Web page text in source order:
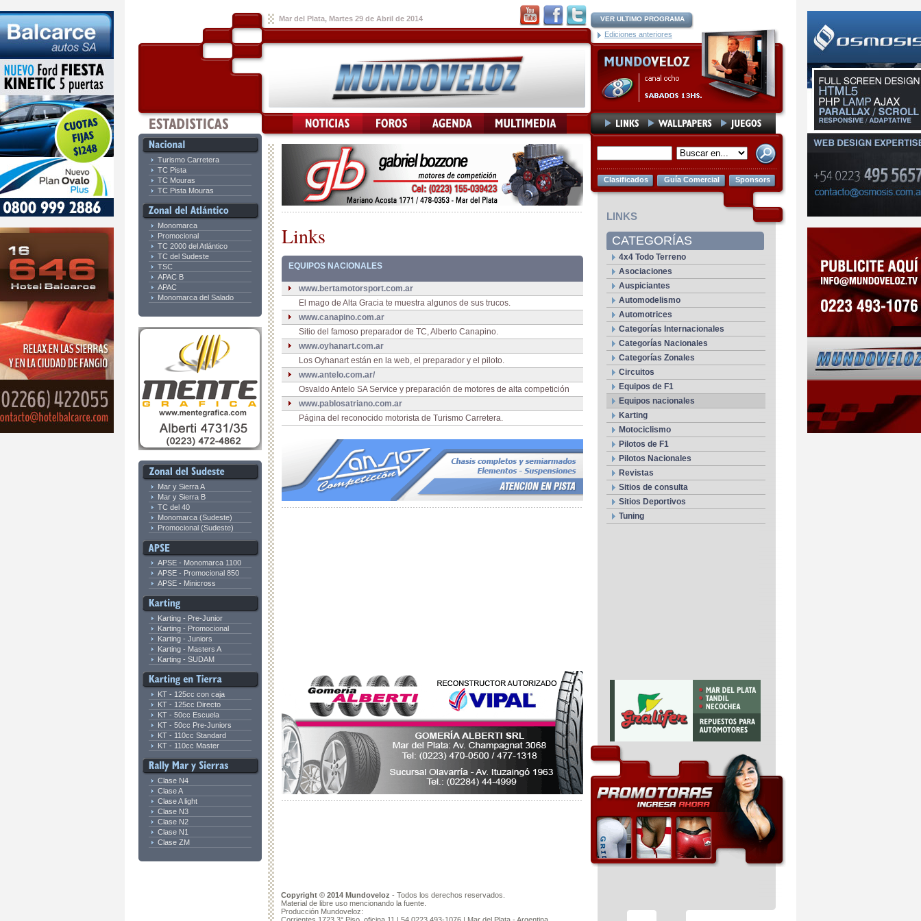
Mar del Plata, Martes 29 de Abril de 2014 VER ULTIMO PROGRAMA
Ediciones anteriores
Links
EQUIPOS NACIONALES
www.bertamotorsport.com.ar
El mago de Alta Gracia te muestra algunos de sus trucos.
www.canapino.com.ar
Sitio del famoso preparador de TC, Alberto Canapino.
www.oyhanart.com.ar
Los Oyhanart están en la web, el preparador y el piloto.
www.antelo.com.ar/
Osvaldo Antelo SA Service y preparación de motores de alta competición
www.pablosatriano.com.ar
Página del reconocido motorista de Turismo Carretera.
Turismo Carretera
TC Pista
TC Mouras
TC Pista Mouras
Monomarca
Promocional
TC 2000 del Atlántico
TC del Sudeste
TSC
APAC B
APAC
Monomarca del Salado
Mar y Sierra A
Mar y Sierra B
TC del 40
Monomarca (Sudeste)
Promocional (Sudeste)
APSE - Monomarca 1100
APSE - Promocional 850
APSE - Minicross
Karting - Pre-Junior
Karting - Promocional
Karting - Juniors
Karting - Masters A
Karting - SUDAM
KT - 125cc con caja
KT - 125cc Directo
KT - 50cc Escuela
KT - 50cc Pre-Juniors
KT - 110cc Standard
KT - 110cc Master
Clase N4
Clase A
Clase A light
Clase N3
Clase N2
Clase N1
Clase ZM
Clasificados Guía Comercial Sponsors
LINKS
CATEGORÍAS
4x4 Todo Terreno
Asociaciones
Auspiciantes
Automodelismo
Automotrices
Categorías Internacionales
Categorías Nacionales
Categorías Zonales
Circuitos
Equipos de F1
Equipos nacionales
Karting
Motociclismo
Pilotos de F1
Pilotos Nacionales
Revistas
Sitios de consulta
Sitios Deportivos
Tuning
Copyright © 2014 Mundoveloz - Todos los derechos reservados.
Material de libre uso mencionando la fuente.
Producción Mundoveloz: